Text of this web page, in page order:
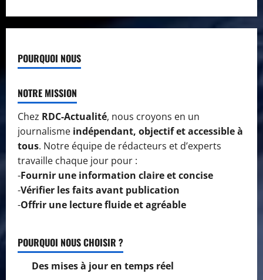
POURQUOI NOUS
NOTRE MISSION
Chez RDC-Actualité, nous croyons en un
journalisme indépendant, objectif et accessible à
tous. Notre équipe de rédacteurs et d’experts
travaille chaque jour pour :
-Fournir une information claire et concise
-Vérifier les faits avant publication
-Offrir une lecture fluide et agréable
POURQUOI NOUS CHOISIR ?
Des mises à jour en temps réel